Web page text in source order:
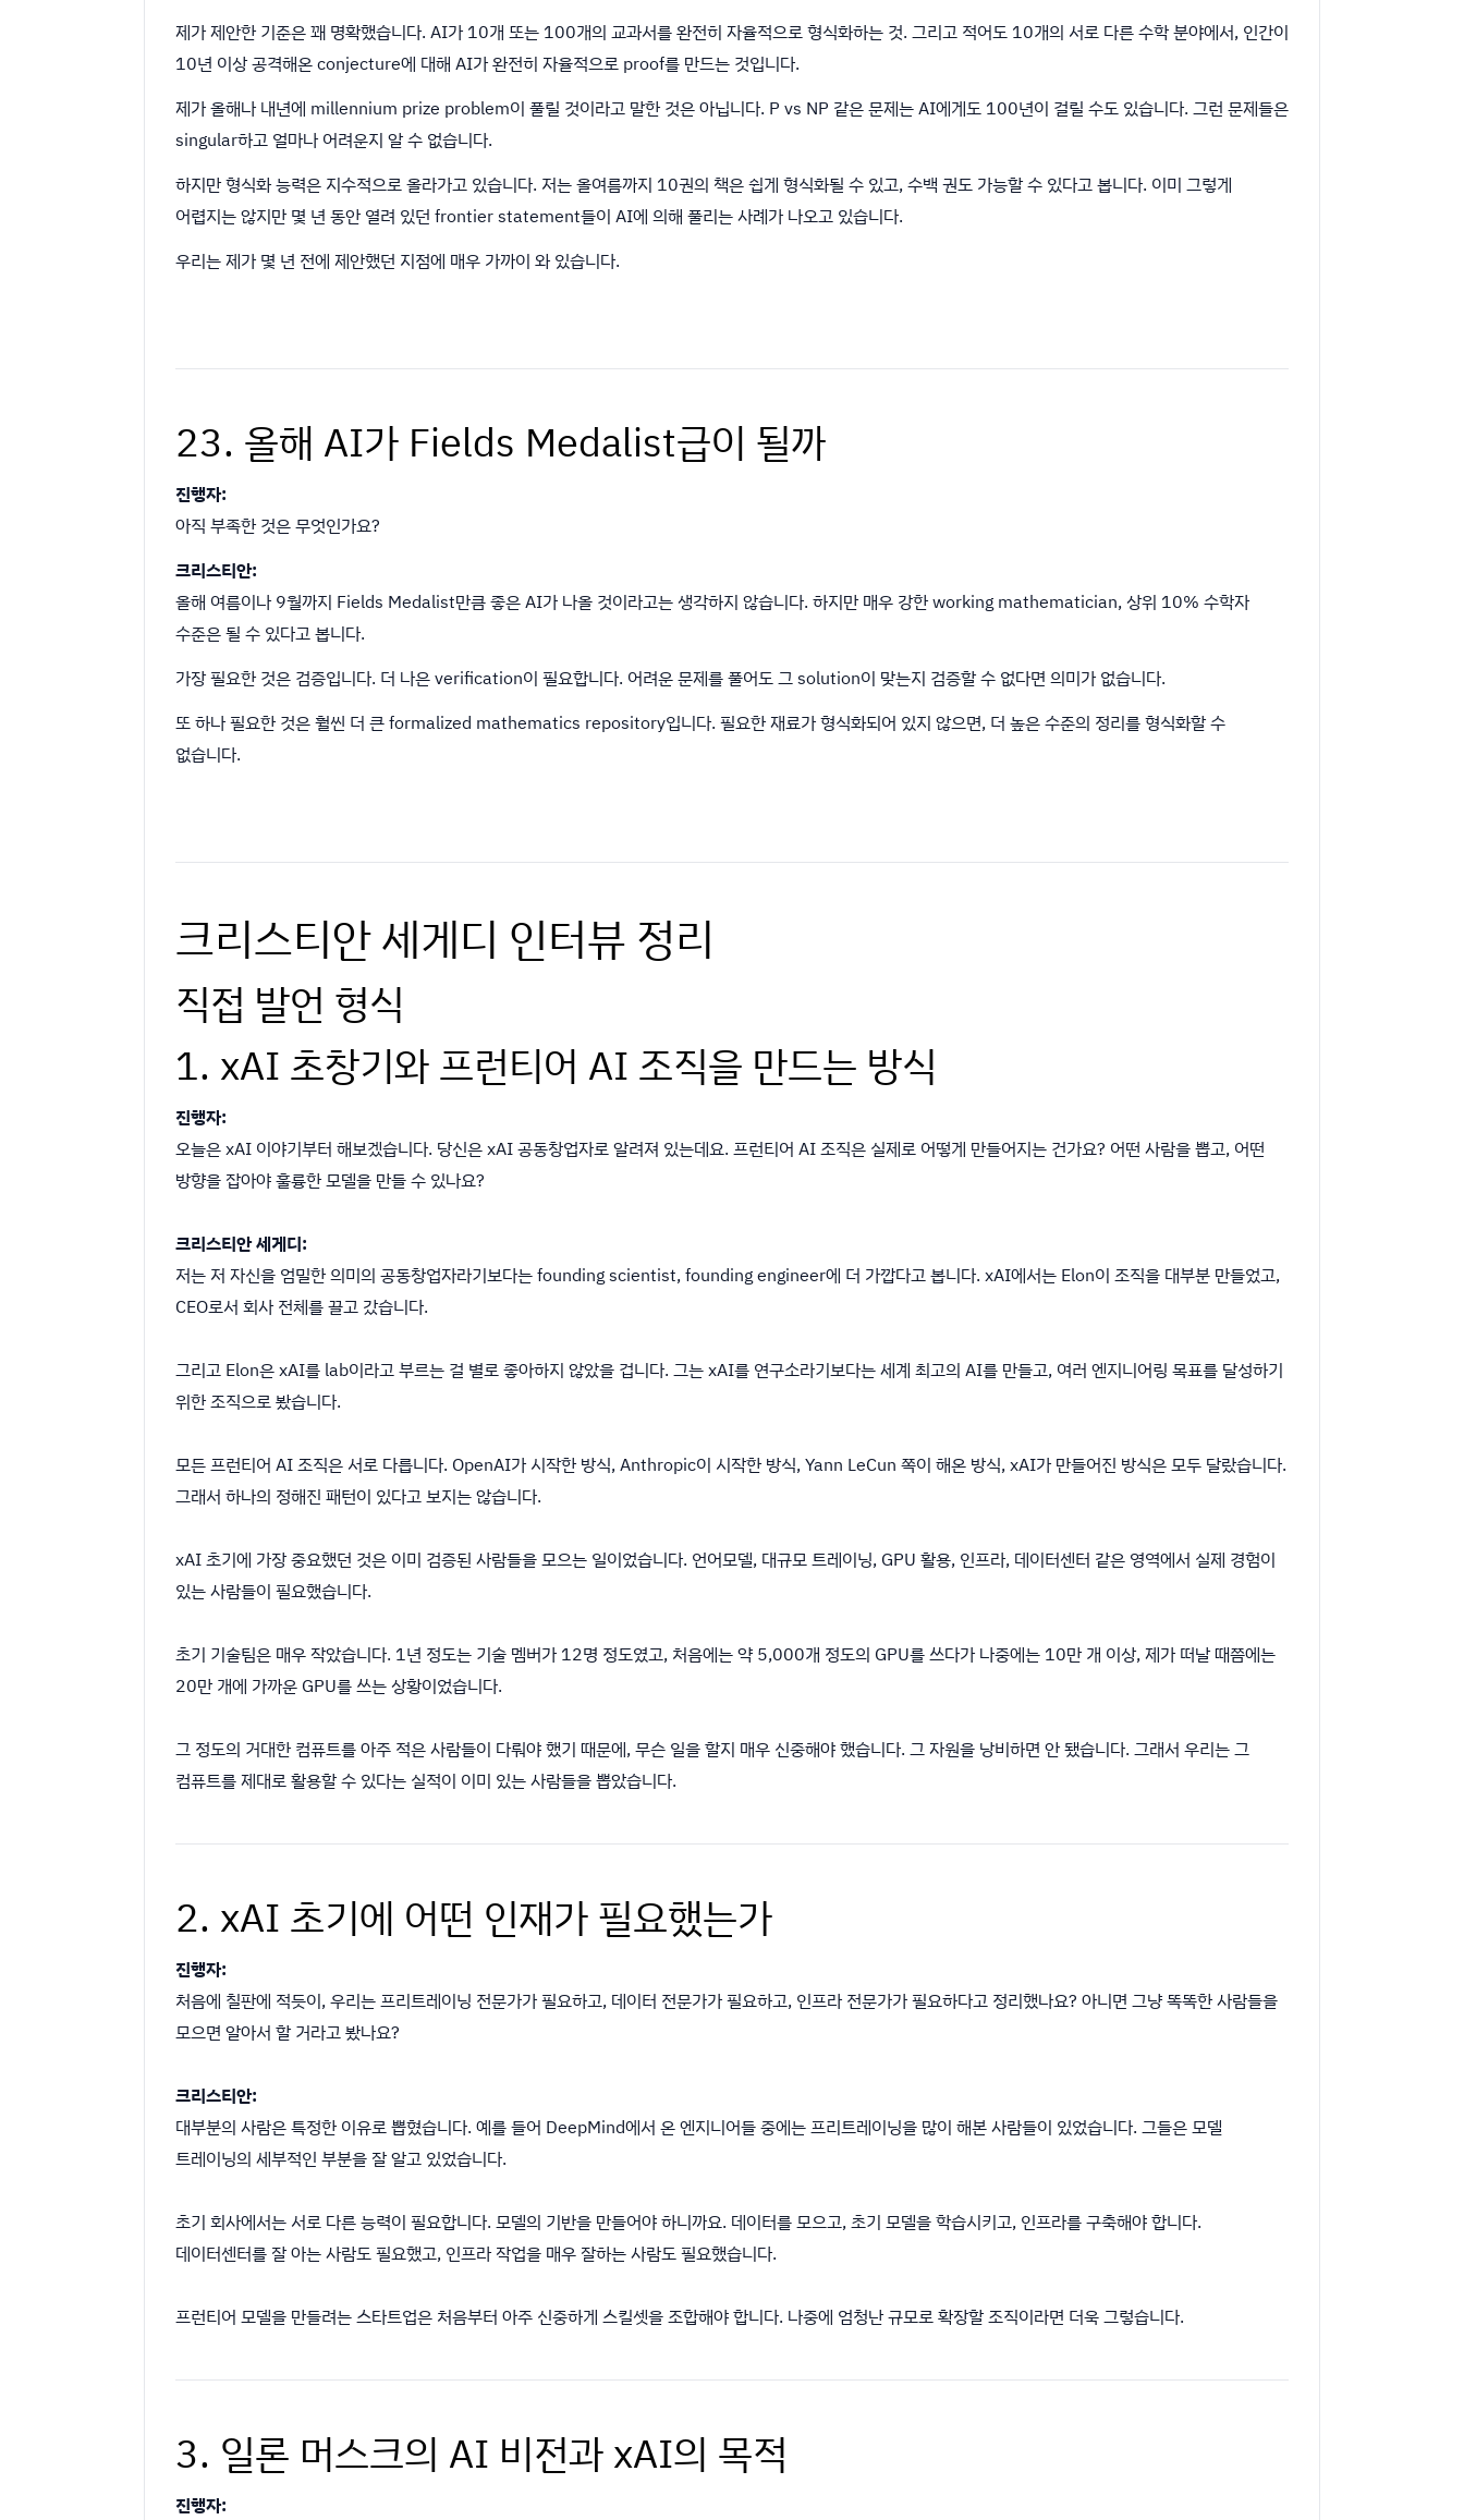
제가 제안한 기준은 꽤 명확했습니다. AI가 10개 또는 100개의 교과서를 완전히 자율적으로 형식화하는 것. 그리고 적어도 10개의 서로 다른 수학 분야에서, 인간이
10년 이상 공격해온 conjecture에 대해 AI가 완전히 자율적으로 proof를 만드는 것입니다.
제가 올해나 내년에 millennium prize problem이 풀릴 것이라고 말한 것은 아닙니다. P vs NP 같은 문제는 AI에게도 100년이 걸릴 수도 있습니다. 그런 문제들은
singular하고 얼마나 어려운지 알 수 없습니다.
하지만 형식화 능력은 지수적으로 올라가고 있습니다. 저는 올여름까지 10권의 책은 쉽게 형식화될 수 있고, 수백 권도 가능할 수 있다고 봅니다. 이미 그렇게
어렵지는 않지만 몇 년 동안 열려 있던 frontier statement들이 AI에 의해 풀리는 사례가 나오고 있습니다.
우리는 제가 몇 년 전에 제안했던 지점에 매우 가까이 와 있습니다.
23. 올해 AI가 Fields Medalist급이 될까
진행자:
아직 부족한 것은 무엇인가요?
크리스티안:
올해 여름이나 9월까지 Fields Medalist만큼 좋은 AI가 나올 것이라고는 생각하지 않습니다. 하지만 매우 강한 working mathematician, 상위 10% 수학자
수준은 될 수 있다고 봅니다.
가장 필요한 것은 검증입니다. 더 나은 verification이 필요합니다. 어려운 문제를 풀어도 그 solution이 맞는지 검증할 수 없다면 의미가 없습니다.
또 하나 필요한 것은 훨씬 더 큰 formalized mathematics repository입니다. 필요한 재료가 형식화되어 있지 않으면, 더 높은 수준의 정리를 형식화할 수
없습니다.
크리스티안 세게디 인터뷰 정리
직접 발언 형식
1. xAI 초창기와 프런티어 AI 조직을 만드는 방식
진행자:
오늘은 xAI 이야기부터 해보겠습니다. 당신은 xAI 공동창업자로 알려져 있는데요. 프런티어 AI 조직은 실제로 어떻게 만들어지는 건가요? 어떤 사람을 뽑고, 어떤
방향을 잡아야 훌륭한 모델을 만들 수 있나요?
크리스티안 세게디:
저는 저 자신을 엄밀한 의미의 공동창업자라기보다는 founding scientist, founding engineer에 더 가깝다고 봅니다. xAI에서는 Elon이 조직을 대부분 만들었고,
CEO로서 회사 전체를 끌고 갔습니다.
그리고 Elon은 xAI를 lab이라고 부르는 걸 별로 좋아하지 않았을 겁니다. 그는 xAI를 연구소라기보다는 세계 최고의 AI를 만들고, 여러 엔지니어링 목표를 달성하기
위한 조직으로 봤습니다.
모든 프런티어 AI 조직은 서로 다릅니다. OpenAI가 시작한 방식, Anthropic이 시작한 방식, Yann LeCun 쪽이 해온 방식, xAI가 만들어진 방식은 모두 달랐습니다.
그래서 하나의 정해진 패턴이 있다고 보지는 않습니다.
xAI 초기에 가장 중요했던 것은 이미 검증된 사람들을 모으는 일이었습니다. 언어모델, 대규모 트레이닝, GPU 활용, 인프라, 데이터센터 같은 영역에서 실제 경험이
있는 사람들이 필요했습니다.
초기 기술팀은 매우 작았습니다. 1년 정도는 기술 멤버가 12명 정도였고, 처음에는 약 5,000개 정도의 GPU를 쓰다가 나중에는 10만 개 이상, 제가 떠날 때쯤에는
20만 개에 가까운 GPU를 쓰는 상황이었습니다.
그 정도의 거대한 컴퓨트를 아주 적은 사람들이 다뤄야 했기 때문에, 무슨 일을 할지 매우 신중해야 했습니다. 그 자원을 낭비하면 안 됐습니다. 그래서 우리는 그
컴퓨트를 제대로 활용할 수 있다는 실적이 이미 있는 사람들을 뽑았습니다.
2. xAI 초기에 어떤 인재가 필요했는가
진행자:
처음에 칠판에 적듯이, 우리는 프리트레이닝 전문가가 필요하고, 데이터 전문가가 필요하고, 인프라 전문가가 필요하다고 정리했나요? 아니면 그냥 똑똑한 사람들을
모으면 알아서 할 거라고 봤나요?
크리스티안:
대부분의 사람은 특정한 이유로 뽑혔습니다. 예를 들어 DeepMind에서 온 엔지니어들 중에는 프리트레이닝을 많이 해본 사람들이 있었습니다. 그들은 모델
트레이닝의 세부적인 부분을 잘 알고 있었습니다.
초기 회사에서는 서로 다른 능력이 필요합니다. 모델의 기반을 만들어야 하니까요. 데이터를 모으고, 초기 모델을 학습시키고, 인프라를 구축해야 합니다.
데이터센터를 잘 아는 사람도 필요했고, 인프라 작업을 매우 잘하는 사람도 필요했습니다.
프런티어 모델을 만들려는 스타트업은 처음부터 아주 신중하게 스킬셋을 조합해야 합니다. 나중에 엄청난 규모로 확장할 조직이라면 더욱 그렇습니다.
3. 일론 머스크의 AI 비전과 xAI의 목적
진행자: